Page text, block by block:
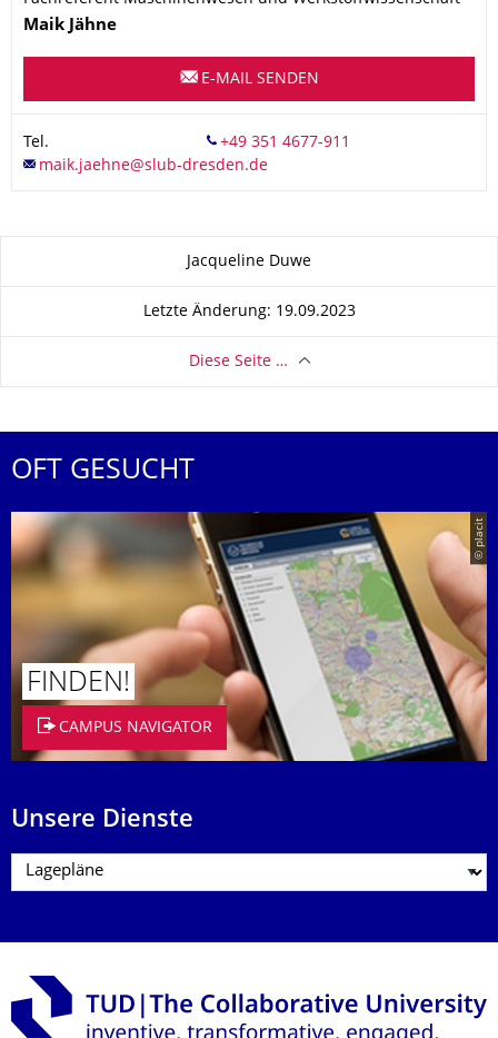
Name
Maik Jähne
E-MAIL SENDEN
Tel.
Jacqueline Duwe
Letzte Änderung: 19.09.2023
Diese Seite …
OFT GESUCHT
© placit
FINDEN!
CAMPUS NAVIGATOR
Unsere Dienste